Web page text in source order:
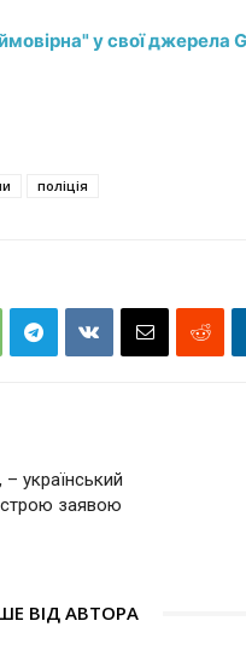
у свої джерела
поліція
– український
заявою
ВІД АВТОРА